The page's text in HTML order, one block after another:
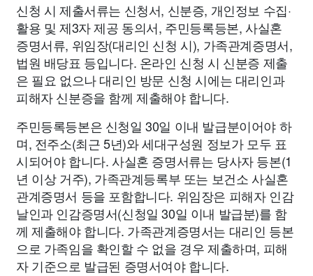
신청 시 제출서류는 신청서, 신분증, 개인정보 수집·
활용 및 제3자 제공 동의서, 주민등록등본, 사실혼
증명서류, 위임장(대리인 신청 시), 가족관계증명서,
법원 배당표 등입니다. 온라인 신청 시 신분증 제출
은 필요 없으나 대리인 방문 신청 시에는 대리인과
피해자 신분증을 함께 제출해야 합니다.
주민등록등본은 신청일 30일 이내 발급분이어야 하
며, 전주소(최근 5년)와 세대구성원 정보가 모두 표
시되어야 합니다. 사실혼 증명서류는 당사자 등본(1
년 이상 거주), 가족관계등록부 또는 보건소 사실혼
관계증명서 등을 포함합니다. 위임장은 피해자 인감
날인과 인감증명서(신청일 30일 이내 발급분)를 함
께 제출해야 합니다. 가족관계증명서는 대리인 등본
으로 가족임을 확인할 수 없을 경우 제출하며, 피해
자 기준으로 발급된 증명서여야 합니다.